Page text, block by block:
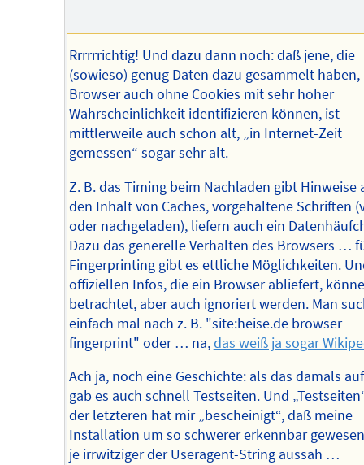
Rrrrrrichtig! Und dazu dann noch: daß jene, die
(sowieso) genug Daten dazu gesammelt haben,
Browser auch ohne Cookies mit sehr hoher
Wahrscheinlichkeit identifizieren können, ist
mittlerweile auch schon alt, „in Internet-Zeit
gemessen“ sogar sehr alt.
Z. B. das Timing beim Nachladen gibt Hinweise
den Inhalt von Caches, vorgehaltene Schriften
oder nachgeladen), liefern auch ein
Dazu das generelle Verhalten des Browsers …
Fingerprinting gibt es ettliche Möglichkeiten.
offiziellen Infos, die ein Browser abliefert,
betrachtet, aber auch ignoriert werden. Man
einfach mal nach z. B. "site:heise.de browser
fingerprint" oder … na,das weiß ja sogar
Ach ja, noch eine Geschichte: als das damals
gab es auch schnell Testseiten. Und
der letzteren hat mir „bescheinigt“, daß meine
Installation um so schwerer erkennbar
je irrwitziger der Useragent-String aussah …